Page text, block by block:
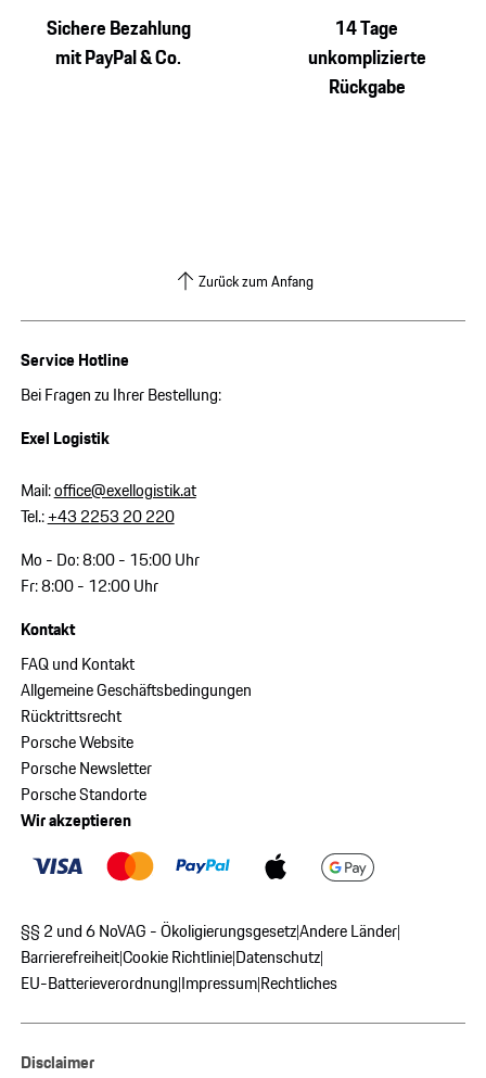
Sichere Bezahlung
mit PayPal & Co.
14 Tage
unkomplizierte
Rückgabe
Zurück zum Anfang
Service Hotline
Bei Fragen zu Ihrer Bestellung:
Exel Logistik
Mail:office@exellogistik.at
Tel.:+43 2253 20 220
Mo - Do: 8:00 - 15:00 Uhr
Fr: 8:00 - 12:00 Uhr
Kontakt
FAQ und Kontakt
Allgemeine Geschäftsbedingungen
Rücktrittsrecht
Porsche Website
Porsche Newsletter
Porsche Standorte
Wir akzeptieren
§§ 2 und 6 NoVAG - Ökoligierungsgesetz|Andere Länder|
Barrierefreiheit|Cookie Richtlinie|Datenschutz|
EU-Batterieverordnung|Impressum|Rechtliches
Disclaimer